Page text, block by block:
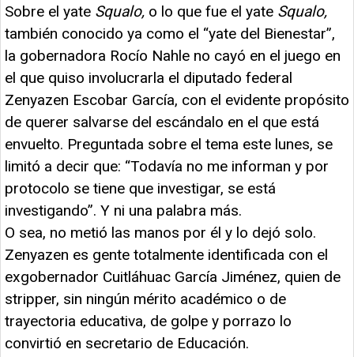
Sobre el yate Squalo, o lo que fue el yate Squalo,
también conocido ya como el “yate del Bienestar”,
la gobernadora Rocío Nahle no cayó en el juego en
el que quiso involucrarla el diputado federal
Zenyazen Escobar García, con el evidente propósito
de querer salvarse del escándalo en el que está
envuelto. Preguntada sobre el tema este lunes, se
limitó a decir que: “Todavía no me informan y por
protocolo se tiene que investigar, se está
investigando”. Y ni una palabra más.
O sea, no metió las manos por él y lo dejó solo.
Zenyazen es gente totalmente identificada con el
exgobernador Cuitláhuac García Jiménez, quien de
stripper, sin ningún mérito académico o de
trayectoria educativa, de golpe y porrazo lo
convirtió en secretario de Educación.